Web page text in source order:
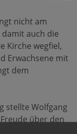
nicht am
auch die
Kirche wegfiel,
Erwachsene mit
dem
stellte Wolfgang
über den